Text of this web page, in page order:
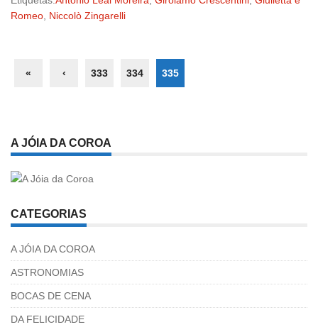
Romeo Niccolò Zingarelli
« ‹ 333 334 335
A JÓIA DA COROA
CATEGORIAS
A JÓIA DA COROA
ASTRONOMIAS
BOCAS DE CENA
DA FELICIDADE